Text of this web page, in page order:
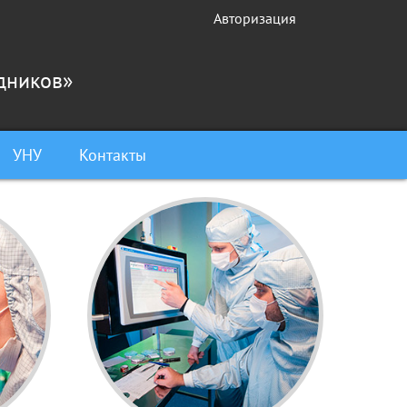
Авторизация
УНУ Контакты